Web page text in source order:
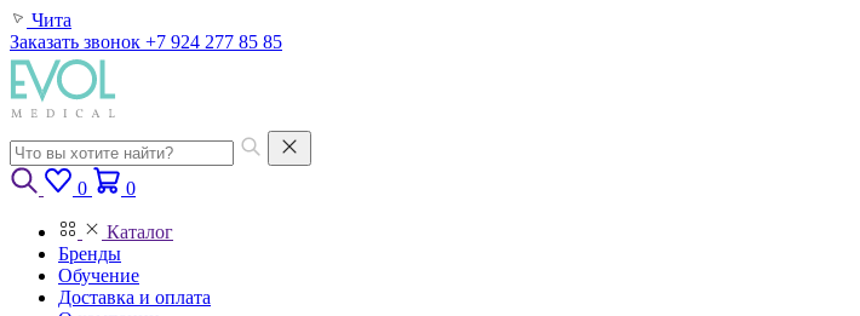
Чита
Заказать звонок +7 924 277 85 85
0 0
Каталог
Бренды
Обучение
Доставка и оплата